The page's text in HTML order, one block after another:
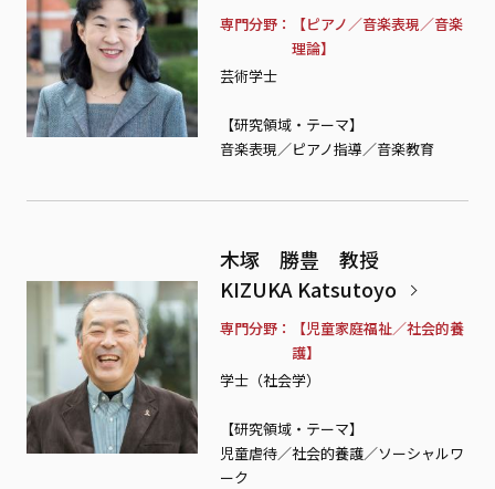
専門分野
【ピアノ／音楽表現／音楽
理論】
芸術学士
【研究領域・テーマ】
音楽表現／ピアノ指導／音楽教育
木塚 勝豊 教授
KIZUKA Katsutoyo
専門分野
【児童家庭福祉／社会的養
護】
学士（社会学）
【研究領域・テーマ】
児童虐待／社会的養護／ソーシャルワ
ーク